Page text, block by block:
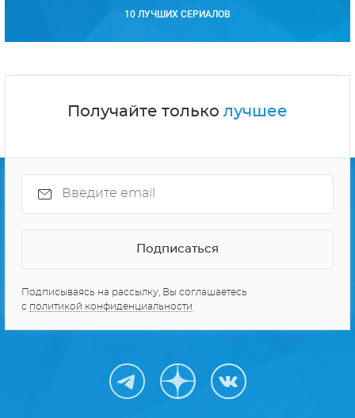
10 ЛУЧШИХ СЕРИАЛОВ
Получайте только лучшее
Подписываясь на рассылку, Вы соглашаетесь
с политикой конфиденциальности